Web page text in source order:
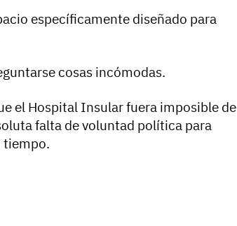
específicamente diseñado para
cosas incómodas.
el Hospital Insular fuera imposible de
falta de voluntad política para
tiempo.